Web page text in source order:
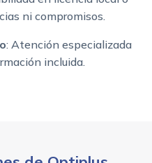
ni compromisos.
: Atención especializada
incluida.